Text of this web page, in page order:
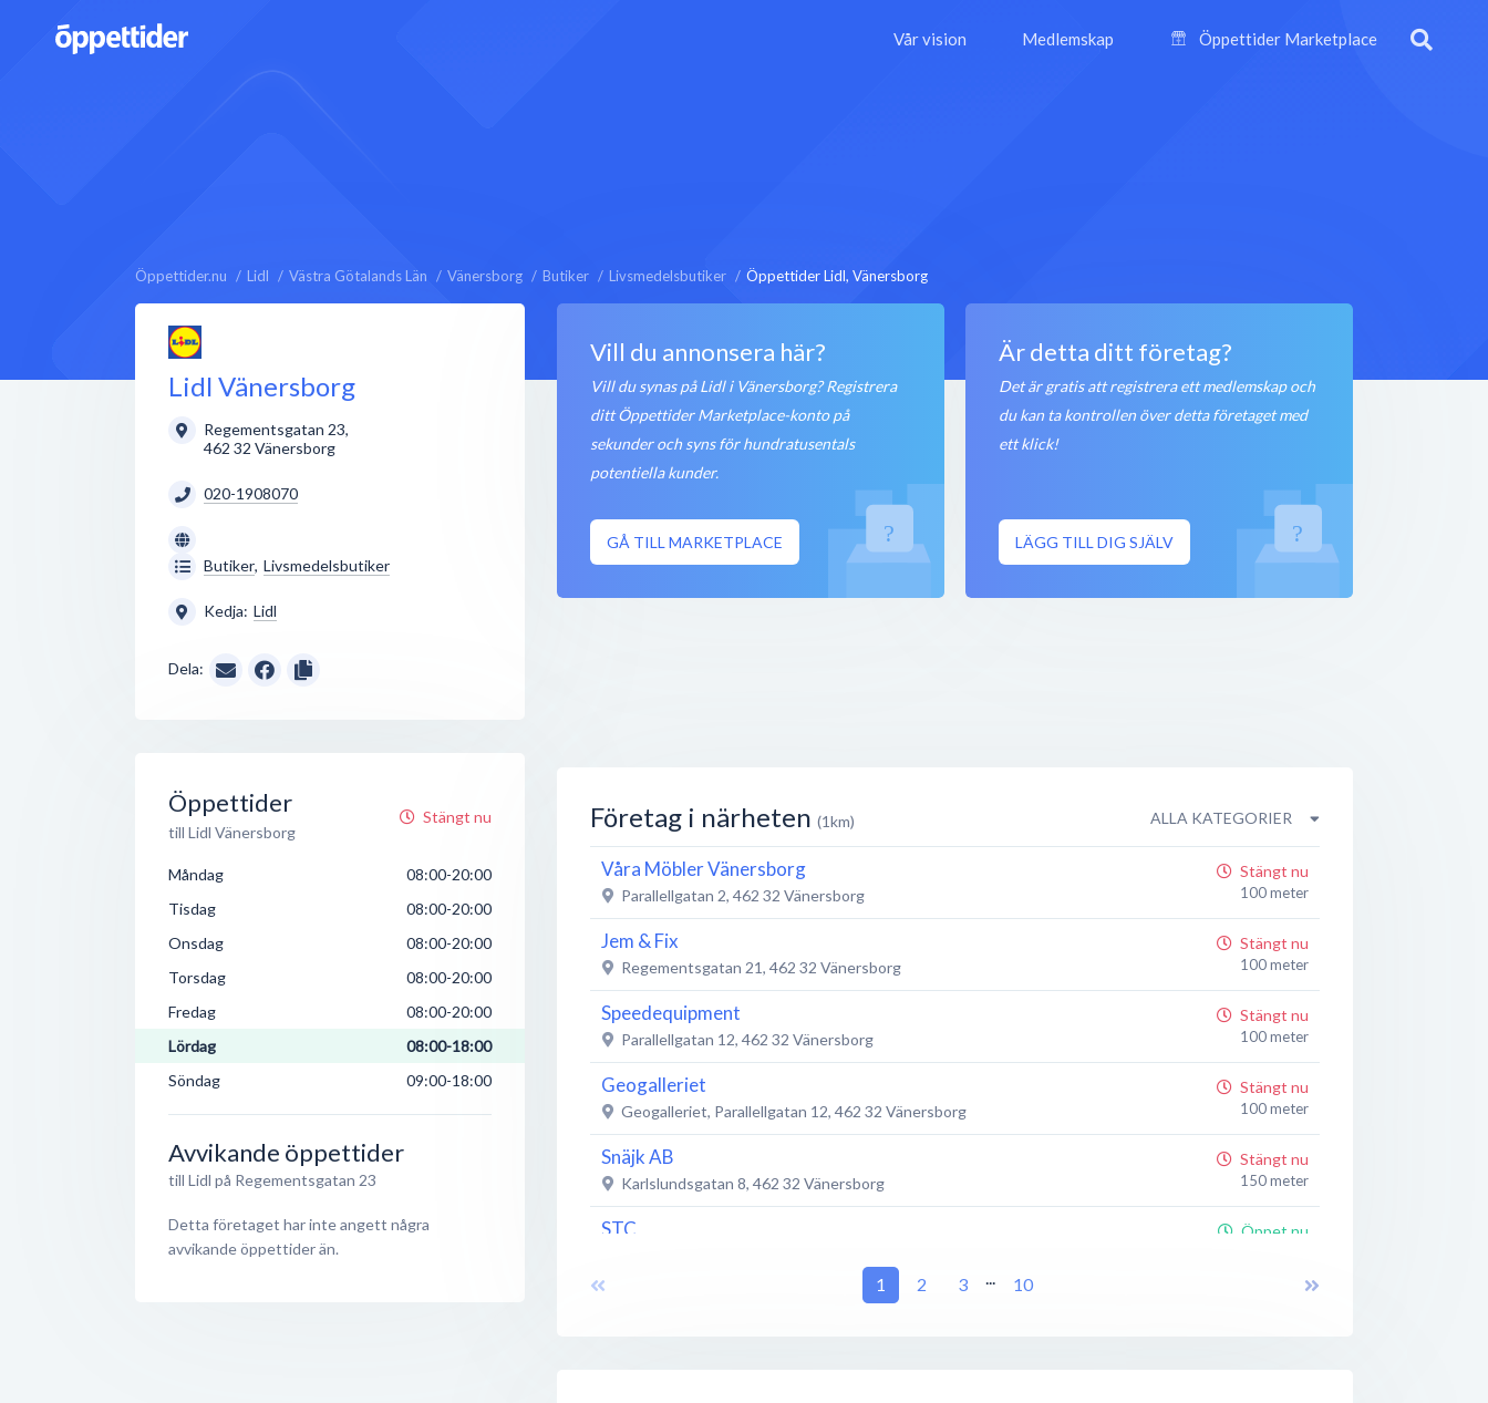
Vår vision Medlemskap Öppettider Marketplace
Öppettider.nu Lidl Västra Götalands Län Vänersborg Butiker Livsmedelsbutiker Öppettider Lidl, Vänersborg
Lidl Vänersborg
Regementsgatan 23,
462 32 Vänersborg
020-1908070
Butiker, Livsmedelsbutiker
Kedja: Lidl
Dela:
Öppettider
till Lidl Vänersborg
Stängt nu
Måndag
08:00-20:00
Tisdag
08:00-20:00
Onsdag
08:00-20:00
Torsdag
08:00-20:00
Fredag
08:00-20:00
Lördag
08:00-18:00
Söndag
09:00-18:00
Avvikande öppettider
till Lidl på Regementsgatan 23
Detta företaget har inte angett några
avvikande öppettider än.
Vill du annonsera här?
Vill du synas på Lidl i Vänersborg? Registrera
ditt Öppettider Marketplace-konto på
sekunder och syns för hundratusentals
potentiella kunder.
GÅ TILL MARKETPLACE
Är detta ditt företag?
Det är gratis att registrera ett medlemskap och
du kan ta kontrollen över detta företaget med
ett klick!
LÄGG TILL DIG SJÄLV
Företag i närheten (1km) ALLA KATEGORIER
Våra Möbler Vänersborg
Parallellgatan 2, 462 32 Vänersborg
Stängt nu
100 meter
Jem & Fix
Regementsgatan 21, 462 32 Vänersborg
Stängt nu
100 meter
Speedequipment
Parallellgatan 12, 462 32 Vänersborg
Stängt nu
100 meter
Geogalleriet
Geogalleriet, Parallellgatan 12, 462 32 Vänersborg
Stängt nu
100 meter
Snäjk AB
Karlslundsgatan 8, 462 32 Vänersborg
Stängt nu
150 meter
STC Öppet nu
1 2 3 ... 10